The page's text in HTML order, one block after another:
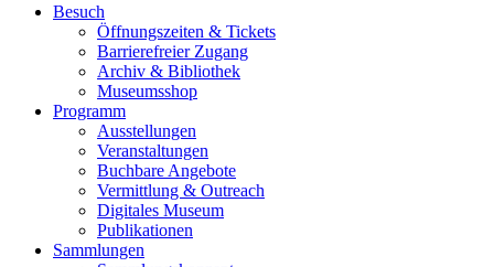
Besuch
Öffnungszeiten & Tickets
Barrierefreier Zugang
Archiv & Bibliothek
Museumsshop
Programm
Ausstellungen
Veranstaltungen
Buchbare Angebote
Vermittlung & Outreach
Digitales Museum
Publikationen
Sammlungen